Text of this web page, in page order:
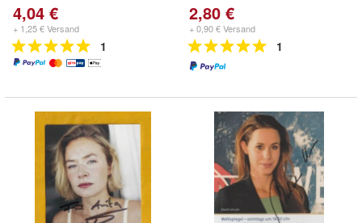
4,04 €
+ 1,25 € Versand
1
2,80 €
+ 0,90 € Versand
1